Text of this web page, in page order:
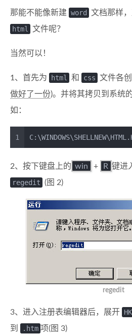
那能不能像新建 word 文档那样
html
文件呢？
当然可以！
1、首先为 html 和 css 文件各
做好了一份)。并将其拷贝到系统
如：
1
2、按下键盘上的 win + R 键进
regedit (图 2)
regedit
3、进入注册表编辑器后，展开
到
.htm 项(图 3)